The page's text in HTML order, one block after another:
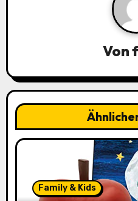
t
i
o
Von
Family & Kids